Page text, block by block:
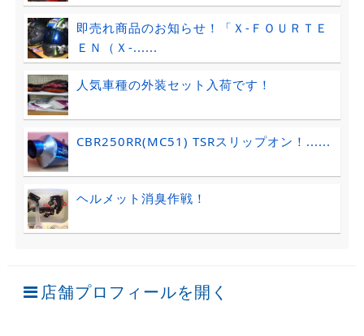
即売れ商品のお知らせ！「Ｘ-ＦＯＵＲＴＥ
ＥＮ（Ｘ-......
人気車種の外装セット入荷です！
CBR250RR(MC51) TSRスリップオン！......
ヘルメット消臭作戦！
店舗プロフィールを開く